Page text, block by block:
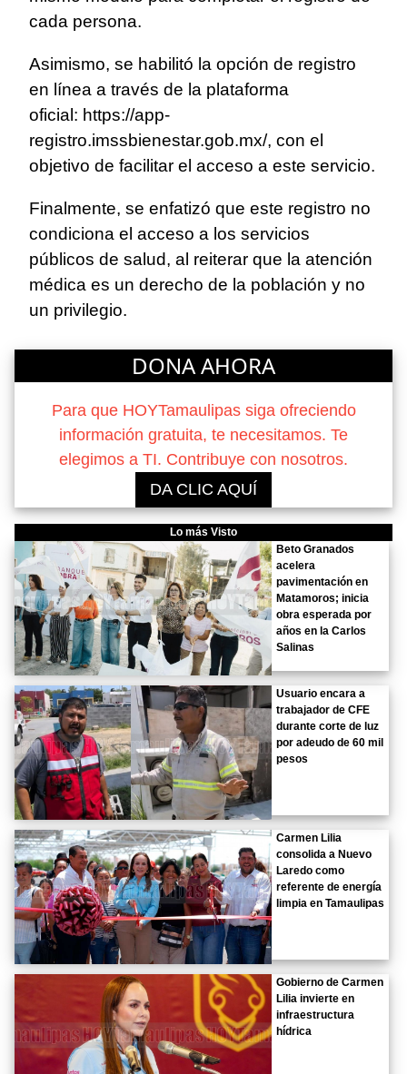
cada persona.
Asimismo, se habilitó la opción de registro
en línea a través de la plataforma
oficial: https://app-
registro.imssbienestar.gob.mx/, con el
objetivo de facilitar el acceso a este servicio.
Finalmente, se enfatizó que este registro no
condiciona el acceso a los servicios
públicos de salud, al reiterar que la atención
médica es un derecho de la población y no
un privilegio.
DONA AHORA
Para que HOYTamaulipas siga ofreciendo
información gratuita, te necesitamos. Te
elegimos a TI. Contribuye con nosotros.
DA CLIC AQUÍ
Lo más Visto
Beto Granados
acelera
pavimentación en
Matamoros; inicia
obra esperada por
años en la Carlos
Salinas
Usuario encara a
trabajador de CFE
durante corte de luz
por adeudo de 60 mil
pesos
Carmen Lilia
consolida a Nuevo
Laredo como
referente de energía
limpia en Tamaulipas
Gobierno de Carmen
Lilia invierte en
infraestructura
hídrica